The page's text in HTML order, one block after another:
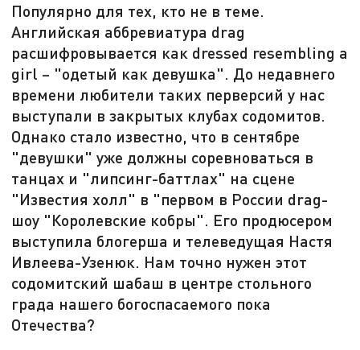
Популярно для тех, кто не в теме.
Английская аббревиатура drag
расшифровывается как dressed resembling a
girl – "одетый как девушка". До недавнего
времени любители таких перверсий у нас
выступали в закрытых клубах содомитов.
Однако стало известно, что в сентябре
"девушки" уже должны соревноваться в
танцах и "липсинг-баттлах" на сцене
"Известия холл" в "первом в России drag-
шоу "Королевские кобры". Его продюсером
выступила блогерша и телеведущая Настя
Ивлеева-Узенюк. Нам точно нужен этот
содомитский шабаш в центре стольного
града нашего богоспасаемого пока
Отечества?